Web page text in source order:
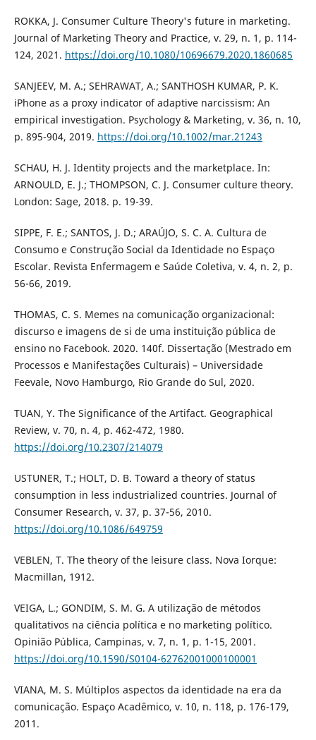
ROKKA, J. Consumer Culture Theory's future in marketing.
Journal of Marketing Theory and Practice, v. 29, n. 1, p. 114-
124, 2021. https://doi.org/10.1080/10696679.2020.1860685
SANJEEV, M. A.; SEHRAWAT, A.; SANTHOSH KUMAR, P. K.
iPhone as a proxy indicator of adaptive narcissism: An
empirical investigation. Psychology & Marketing, v. 36, n. 10,
p. 895-904, 2019. https://doi.org/10.1002/mar.21243
SCHAU, H. J. Identity projects and the marketplace. In:
ARNOULD, E. J.; THOMPSON, C. J. Consumer culture theory.
London: Sage, 2018. p. 19-39.
SIPPE, F. E.; SANTOS, J. D.; ARAÚJO, S. C. A. Cultura de
Consumo e Construção Social da Identidade no Espaço
Escolar. Revista Enfermagem e Saúde Coletiva, v. 4, n. 2, p.
56-66, 2019.
THOMAS, C. S. Memes na comunicação organizacional:
discurso e imagens de si de uma instituição pública de
ensino no Facebook. 2020. 140f. Dissertação (Mestrado em
Processos e Manifestações Culturais) – Universidade
Feevale, Novo Hamburgo, Rio Grande do Sul, 2020.
TUAN, Y. The Significance of the Artifact. Geographical
Review, v. 70, n. 4, p. 462-472, 1980.
https://doi.org/10.2307/214079
USTUNER, T.; HOLT, D. B. Toward a theory of status
consumption in less industrialized countries. Journal of
Consumer Research, v. 37, p. 37-56, 2010.
https://doi.org/10.1086/649759
VEBLEN, T. The theory of the leisure class. Nova Iorque:
Macmillan, 1912.
VEIGA, L.; GONDIM, S. M. G. A utilização de métodos
qualitativos na ciência política e no marketing político.
Opinião Pública, Campinas, v. 7, n. 1, p. 1-15, 2001.
https://doi.org/10.1590/S0104-62762001000100001
VIANA, M. S. Múltiplos aspectos da identidade na era da
comunicação. Espaço Acadêmico, v. 10, n. 118, p. 176-179,
2011.